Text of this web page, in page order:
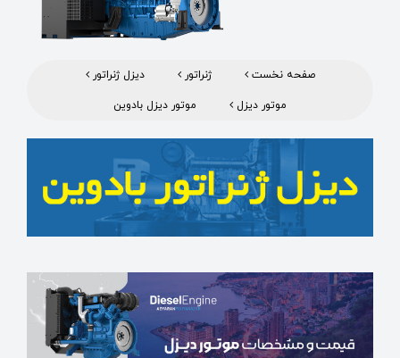
صفحه نخست ژنراتور دیزل ژنراتور
موتور دیزل موتور دیزل بادوین